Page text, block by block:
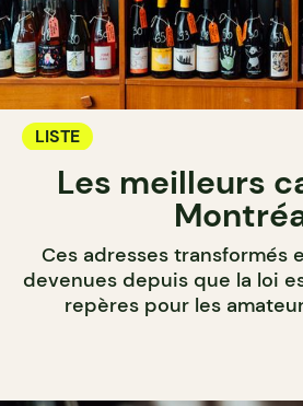
LISTE
Les meilleurs
Ces adresses transformés
devenues depuis que la loi
repères pour les